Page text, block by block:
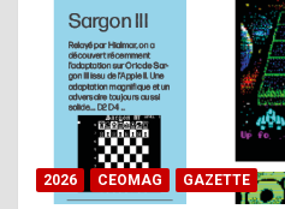
a
y
b
e
b
y
2026 CEOMAG GAZETTE